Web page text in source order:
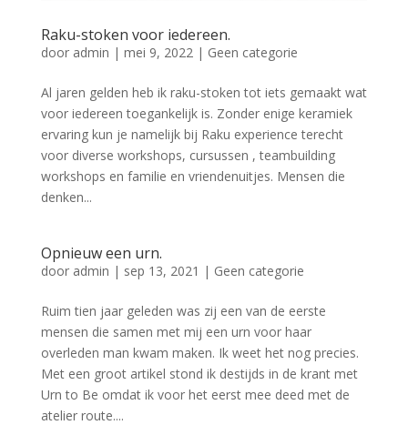
Raku-stoken voor iedereen.
door admin | mei 9, 2022 | Geen categorie
Al jaren gelden heb ik raku-stoken tot iets gemaakt wat
voor iedereen toegankelijk is. Zonder enige keramiek
ervaring kun je namelijk bij Raku experience terecht
voor diverse workshops, cursussen , teambuilding
workshops en familie en vriendenuitjes. Mensen die
denken...
Opnieuw een urn.
door admin | sep 13, 2021 | Geen categorie
Ruim tien jaar geleden was zij een van de eerste
mensen die samen met mij een urn voor haar
overleden man kwam maken. Ik weet het nog precies.
Met een groot artikel stond ik destijds in de krant met
Urn to Be omdat ik voor het eerst mee deed met de
atelier route....